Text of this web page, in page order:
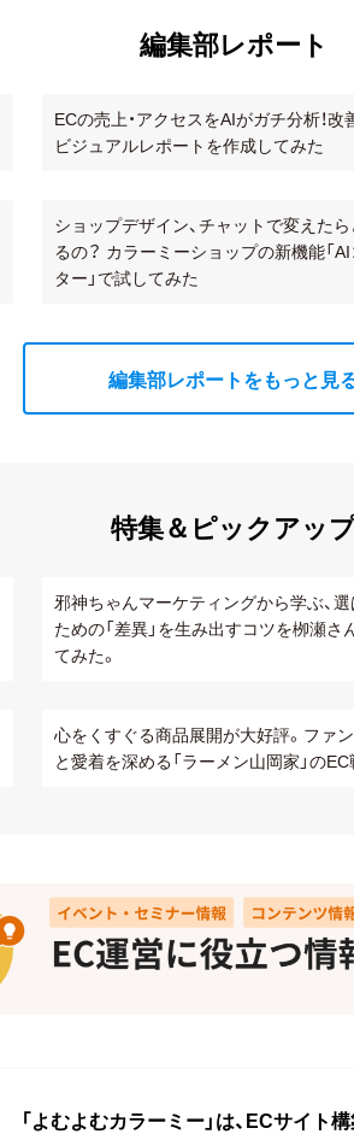
編集部レポート
ECの売上・アクセスをAIがガチ分析！改
ビジュアルレポートを作成してみた
ショップデザイン、チャットで変えた
るの？ カラーミーショップの新機能「AI
ター」で試してみた
編集部レポートをもっと見
特集＆ピックアッ
邪神ちゃんマーケティングから学ぶ、
ための「差異」を生み出すコツを栁瀬さ
てみた。
心をくすぐる商品展開が大好評。ファ
と愛着を深める「ラーメン山岡家」の
「よむよむカラーミー」は、ECサイト